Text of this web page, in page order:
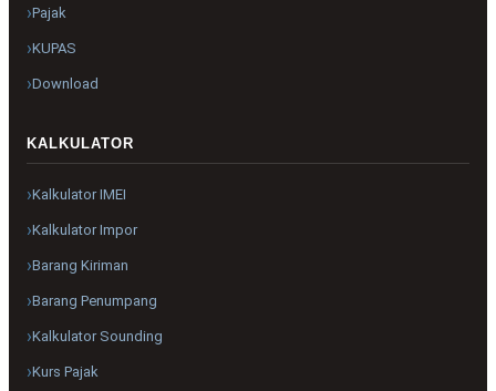
Pajak
KUPAS
Download
KALKULATOR
Kalkulator IMEI
Kalkulator Impor
Barang Kiriman
Barang Penumpang
Kalkulator Sounding
Kurs Pajak